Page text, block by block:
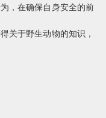
，在确保自身安全的前
关于野生动物的知识，